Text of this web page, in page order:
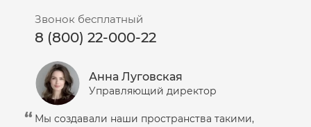
Звонок бесплатный
8 (800) 22-000-22
Анна Луговская
Управляющий директор
Мы создавали наши пространства такими,